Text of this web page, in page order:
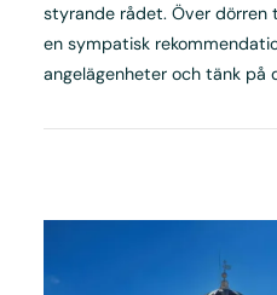
styrande rådet. Över dörren
en sympatisk
angelägenheter och tänk på